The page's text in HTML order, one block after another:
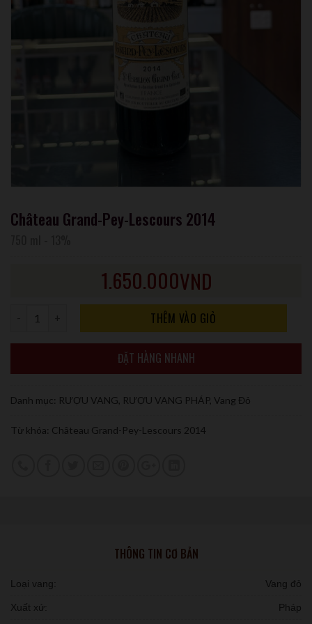
Château Grand-Pey-Lescours 2014
1.650.000VND
Số lượng THÊM VÀO GIỎ
ĐẶT HÀNG NHANH
Danh mục: RƯỢU VANG RƯỢU VANG PHÁP, Vang Đỏ
Từ khóa: Château Grand-Pey-Lescours 2014
THÔNG TIN CƠ BẢN
Loại vang: Vang đỏ
Xuất xứ: Pháp